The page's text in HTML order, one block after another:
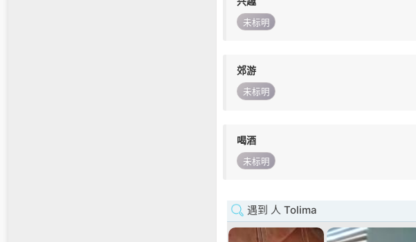
未标明
郊游
未标明
喝酒
未标明
遇到 人 Tolima